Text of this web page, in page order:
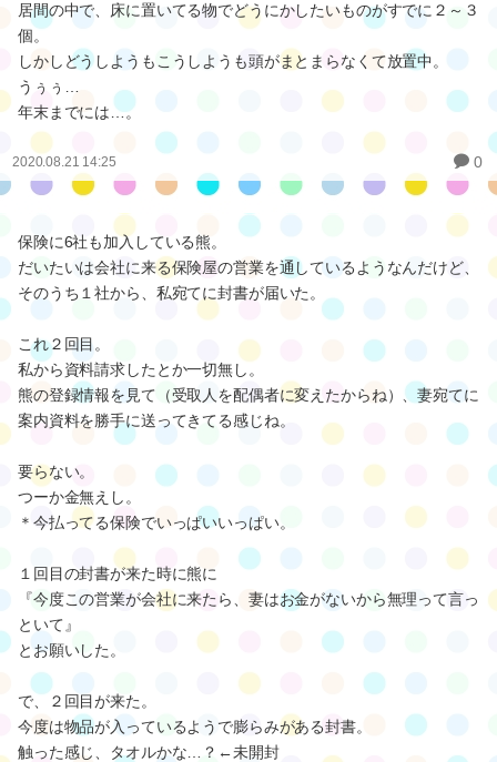
居間の中で、床に置いてる物でどうにかしたいものがすでに２～３
個。
しかしどうしようもこうしようも頭がまとまらなくて放置中。
うぅぅ…
年末までには…。
2020.08.21 14:25 0
保険に6社も加入している熊。
だいたいは会社に来る保険屋の営業を通しているようなんだけど、
そのうち１社から、私宛てに封書が届いた。
これ２回目。
私から資料請求したとか一切無し。
熊の登録情報を見て（受取人を配偶者に変えたからね）、妻宛てに
案内資料を勝手に送ってきてる感じね。
要らない。
つーか金無えし。
＊今払ってる保険でいっぱいいっぱい。
１回目の封書が来た時に熊に
『今度この営業が会社に来たら、妻はお金がないから無理って言っ
といて』
とお願いした。
で、２回目が来た。
今度は物品が入っているようで膨らみがある封書。
触った感じ、タオルかな…？←未開封